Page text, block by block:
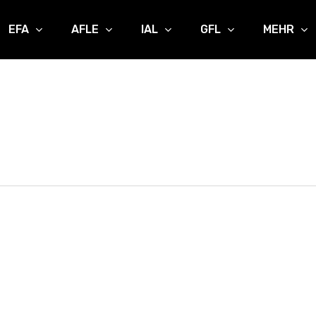
EFA AFLE IAL GFL MEHR